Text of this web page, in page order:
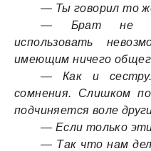
— Ты говорил то
— Брат не
использовать
имеющим ничего
— Как и
сомнения. Слишком
подчиняется воле
— Если только
— Так что нам